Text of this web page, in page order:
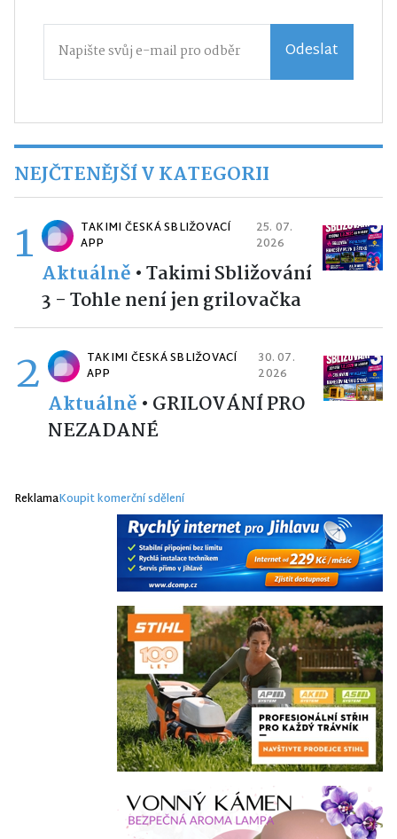
Odeslat
NEJČTENĚJŠÍ V KATEGORII
1
TAKIMI ČESKÁ SBLIŽOVACÍ
APP
25. 07.
2026
Aktuálně •Takimi Sbližování
3 - Tohle není jen grilovačka
2
TAKIMI ČESKÁ SBLIŽOVACÍ
APP
30. 07.
2026
Aktuálně • GRILOVÁNÍ PRO
NEZADANÉ
ReklamaKoupit komerční sdělení